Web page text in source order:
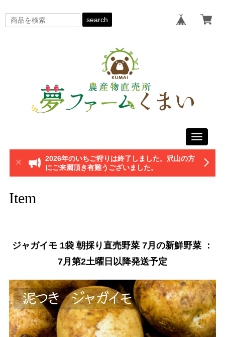
search
Toggle
2026年のいちご狩りは終了しました。沢山の方
にご来園頂き有難うございました。
Item
ジャガイモ 1袋 朝採り直売野菜 7月の新鮮野菜 ：
7月第2土曜日以降発送予定